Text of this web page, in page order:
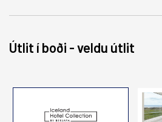
Útlit í boði - veldu útlit